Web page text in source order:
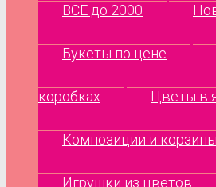
ВСЕ до 2000
Букеты по цене
коробках Цветы в
Композиции и
Игрушки из цветов